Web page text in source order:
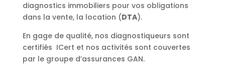
diagnostics immobiliers pour vos obligations
dans la vente, la location (DTA).
En gage de qualité, nos diagnostiqueurs sont
certifiés ICert et nos activités sont couvertes
par le groupe d’assurances GAN.